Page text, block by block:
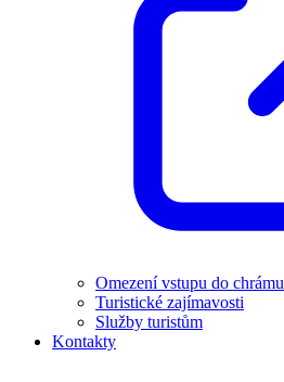
Omezení vstupu do chrámu
Turistické zajímavosti
Služby turistům
Kontakty